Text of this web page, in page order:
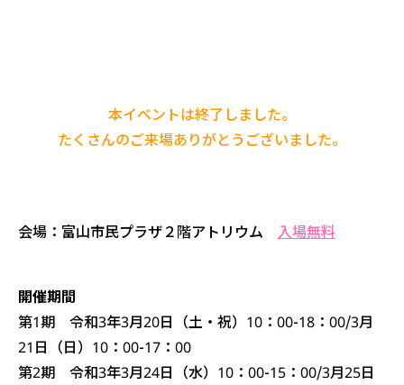
本イベントは終了しました。
たくさんのご来場ありがとうございました。
会場 ：富山市民プラザ２階アトリウム 入場無料
開催期間
第1期 令和3年3月20日（土・祝）10：00-18：00/3月
21日（日）10：00-17：00
第2期 令和3年3月24日（水）10：00-15：00/3月25日